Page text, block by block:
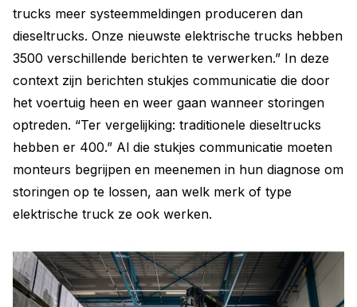
trucks meer systeemmeldingen produceren dan
dieseltrucks. Onze nieuwste elektrische trucks hebben
3500 verschillende berichten te verwerken.” In deze
context zijn berichten stukjes communicatie die door
het voertuig heen en weer gaan wanneer storingen
optreden. “Ter vergelijking: traditionele dieseltrucks
hebben er 400.” Al die stukjes communicatie moeten
monteurs begrijpen en meenemen in hun diagnose om
storingen op te lossen, aan welk merk of type
elektrische truck ze ook werken.